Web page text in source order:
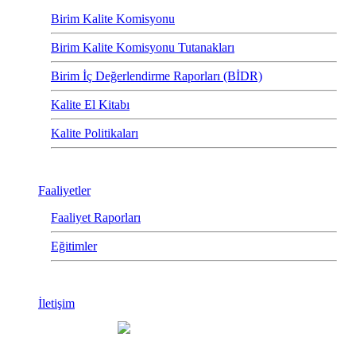
Birim Kalite Komisyonu
Birim Kalite Komisyonu Tutanakları
Birim İç Değerlendirme Raporları (BİDR)
Kalite El Kitabı
Kalite Politikaları
Faaliyetler
Faaliyet Raporları
Eğitimler
İletişim